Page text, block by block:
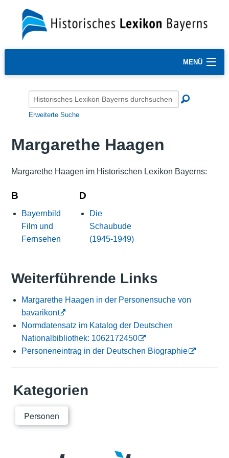
MENÜ
Erweiterte Suche
Margarethe Haagen
Margarethe Haagen im Historischen Lexikon Bayerns:
B
Bayernbild
Film und
Fernsehen
D
Die
Schaubude
(1945-1949)
Weiterführende Links
Margarethe Haagen in der Personensuche von
bavarikon
Normdatensatz im Katalog der Deutschen
Nationalbibliothek: 1062172450
Personeneintrag in der Deutschen Biographie
Kategorien
Personen